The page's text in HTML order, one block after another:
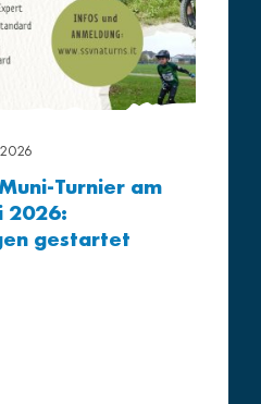
Turnier am
2026:
gestartet